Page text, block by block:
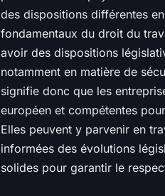
des dispositions différentes
fondamentaux du droit du
avoir des dispositions
notamment en matière de
signifie donc que les
européen et compétentes
Elles peuvent y parvenir en
informées des évolutions
solides pour garantir le